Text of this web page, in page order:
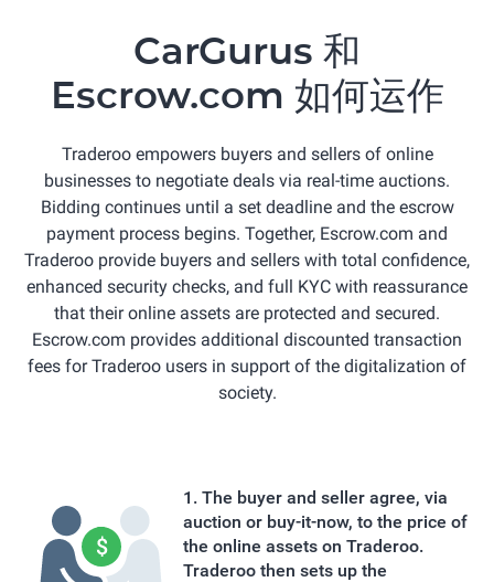
CarGurus 和
Escrow.com 如何运作
Traderoo empowers buyers and sellers of online
businesses to negotiate deals via real-time auctions.
Bidding continues until a set deadline and the escrow
payment process begins. Together, Escrow.com and
Traderoo provide buyers and sellers with total confidence,
enhanced security checks, and full KYC with reassurance
that their online assets are protected and secured.
Escrow.com provides additional discounted transaction
fees for Traderoo users in support of the digitalization of
society.
The buyer and seller agree, via
auction or buy-it-now, to the price of
the online assets on Traderoo.
Traderoo then sets up the